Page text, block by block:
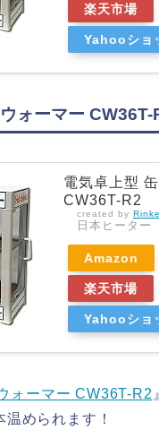
楽天市場
Yahooショ
ォーマー CW36T-
電気卓上型
CW36T-R2
created by
日本ヒーター
Amazon
楽天市場
Yahooショ
ォーマー CW36T-R2
められます！